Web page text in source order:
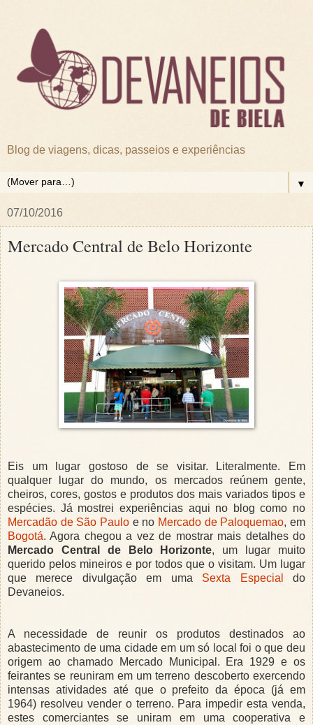
Blog de viagens, dicas, passeios e experiências
▼
07/10/2016
Mercado Central de Belo Horizonte
Eis um lugar gostoso de se visitar. Literalmente. Em
qualquer lugar do mundo, os mercados reúnem gente,
cheiros, cores, gostos e produtos dos mais variados tipos e
espécies. Já mostrei experiências aqui no blog como no
Mercadão de São Paulo e no Mercado de Paloquemao, em
Bogotá. Agora chegou a vez de mostrar mais detalhes do
Mercado Central de Belo Horizonte, um lugar muito
querido pelos mineiros e por todos que o visitam. Um lugar
que merece divulgação em uma Sexta Especial
do
Devaneios.
A necessidade de reunir os produtos destinados ao
abastecimento de uma cidade em um só local foi o que deu
origem ao chamado Mercado Municipal. Era 1929 e os
feirantes se reuniram em um terreno descoberto exercendo
intensas atividades até que o prefeito da época (já em
1964) resolveu vender o terreno. Para impedir esta venda,
estes comerciantes se uniram em uma cooperativa e